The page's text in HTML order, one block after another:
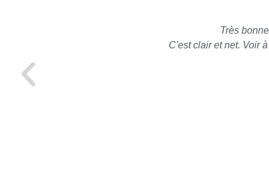
Très
C'est clair et net. Voir